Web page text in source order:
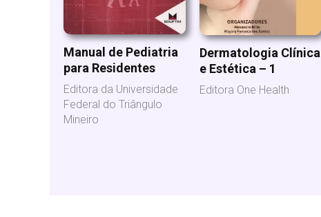
Manual de Pediatria
para Residentes
Editora da Universidade
Federal do Triângulo
Mineiro
Dermatologia Clínica
e Estética – 1
Editora One Health